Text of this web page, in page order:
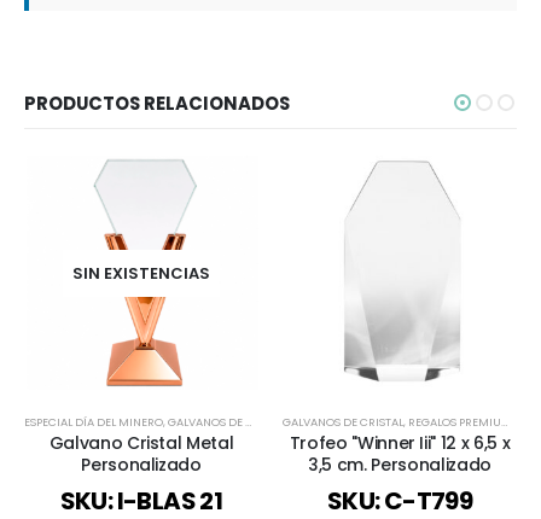
PRODUCTOS RELACIONADOS
SIN EXISTENCIAS
ESPECIAL DÍA DEL MINERO,GALVANOS DE CRISTAL ,REGALOS COBRIZADOS,REGALOS PREMIUM
Galvano Cristal Metal
Personalizado
SKU: I-BLAS 21
GALVANOS DE CRISTAL, REGALOS PREMIUM
Trofeo "Winner Iii" 12 x 6,5 x
3,5 cm. Personalizado
SKU: C-T799